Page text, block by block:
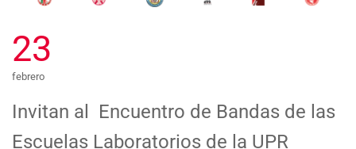
23
febrero
Invitan al Encuentro de Bandas de las
Escuelas Laboratorios de la UPR